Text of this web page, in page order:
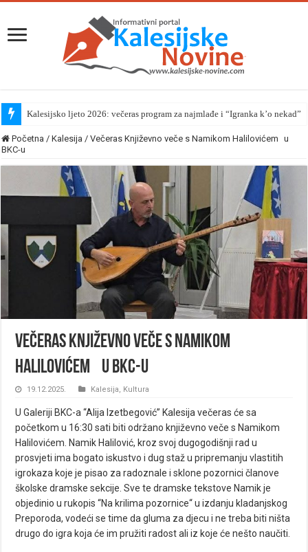
Kalesijsko ljeto 2026: večeras program za najmlađe i “Igranka k’o nekad”
Početna / Kalesija / Večeras Književno veče s Namikom Halilovićem u
BKC-u
Večeras Književno veče s Namikom
Halilovićem u BKC-u
19.12.2025. Kalesija, Kultura
U Galeriji BKC-a “Alija Izetbegović” Kalesija večeras će sa
početkom u 16:30 sati biti održano književno veče s Namikom
Halilovićem. Namik Halilović, kroz svoj dugogodišnji rad u
prosvjeti ima bogato iskustvo i dug staž u pripremanju vlastitih
igrokaza koje je pisao za radoznale i sklone pozornici članove
školske dramske sekcije. Sve te dramske tekstove Namik je
objedinio u rukopis “Na krilima pozornice“ u izdanju kladanjskog
Preporoda, vodeći se time da gluma za djecu i ne treba biti ništa
drugo do igra koja će im pružiti radost ali iz koje će nešto naučiti.